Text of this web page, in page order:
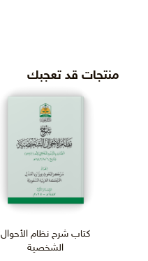
منتجات قد تعجبك
كتاب شرح نظام الأحوال
الشخصية